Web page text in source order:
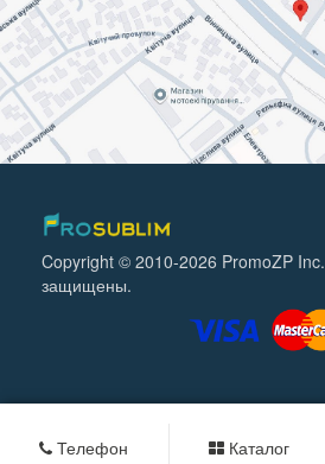
Copyright © 2010-2026 PromoZP
защищены.
Телефон Каталог